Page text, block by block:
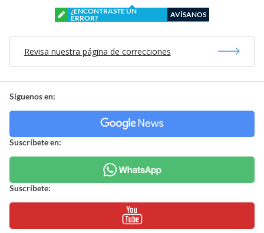
¿ENCONTRASTE UN
ERROR?
AVÍSANOS
Revisa nuestra página de correcciones
Síguenos en:
Suscríbete en:
Suscríbete: